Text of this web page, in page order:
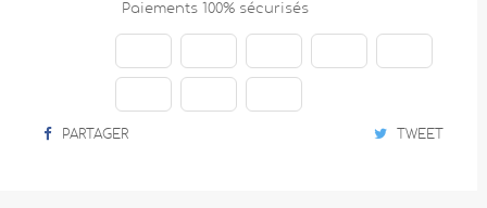
Paiements 100% sécurisés
PARTAGER TWEET